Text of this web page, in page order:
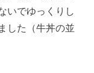
いでゆっくりし
した（牛丼の並